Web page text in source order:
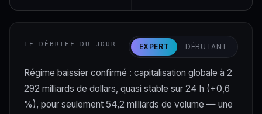
LE DÉBRIEF DU JOUR EXPERT DÉBUTANT
Régime baissier confirmé : capitalisation globale à 2
292 milliards de dollars, quasi stable sur 24 h (+0,6
%), pour seulement 54,2 milliards de volume — une